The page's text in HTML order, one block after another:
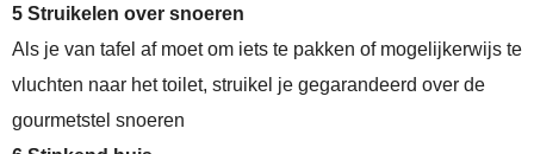
5 Struikelen over snoeren
Als je van tafel af moet om iets te pakken of mogelijkerwijs te
vluchten naar het toilet, struikel je gegarandeerd over de
gourmetstel snoeren